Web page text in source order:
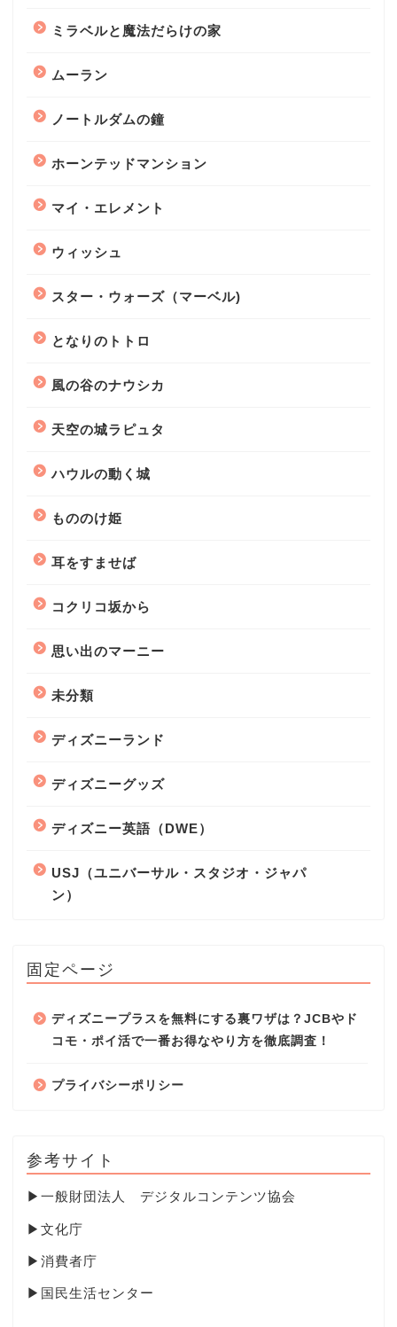
ミラベルと魔法だらけの家
ムーラン
ノートルダムの鐘
ホーンテッドマンション
マイ・エレメント
ウィッシュ
スター・ウォーズ（マーベル)
となりのトトロ
風の谷のナウシカ
天空の城ラピュタ
ハウルの動く城
もののけ姫
耳をすませば
コクリコ坂から
思い出のマーニー
未分類
ディズニーランド
ディズニーグッズ
ディズニー英語（DWE）
USJ（ユニバーサル・スタジオ・ジャパ
ン）
固定ページ
ディズニープラスを無料にする裏ワザは？JCBやド
コモ・ポイ活で一番お得なやり方を徹底調査！
プライバシーポリシー
参考サイト
▶ 一般財団法人 デジタルコンテンツ協会
▶ 文化庁
▶ 消費者庁
▶ 国民生活センター